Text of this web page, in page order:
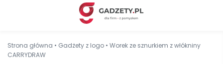
Strona główna • Gadżety z logo • Worek ze sznurkiem z włókniny
CARRYDRAW